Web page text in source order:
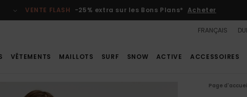
VENTE FLASH -25% extra sur les Bons Plans* Acheter
FRANÇAIS
VÊTEMENTS MAILLOTS SURF SNOW ACTIVE ACCESSOIRES
Page